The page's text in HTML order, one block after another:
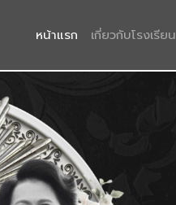
หน้าแรก (current)
เกี่ยวกับโรงเรียน